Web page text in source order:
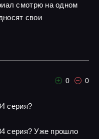
смотрю на одном
свои
0 0
серия?
серия? Уже прошло